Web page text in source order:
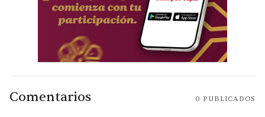
Comentarios 0 PUBLICADOS